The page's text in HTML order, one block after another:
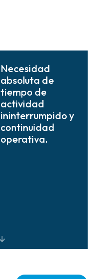
Necesidad
absoluta de
tiempo de
actividad
ininterrumpido y
continuidad
operativa.